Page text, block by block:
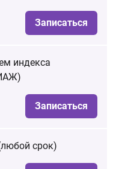
Записаться
индекса
Записаться
срок)